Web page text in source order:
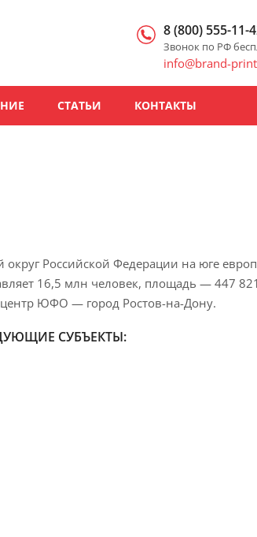
8 (800) 555-11-
Звонок по РФ
info@brand-
СТАТЬИ КОНТАКТЫ
Российской Федерации на юге
16,5 млн человек, площадь — 447 821
ЮФО — город Ростов-на-Дону.
СУБЪЕКТЫ: